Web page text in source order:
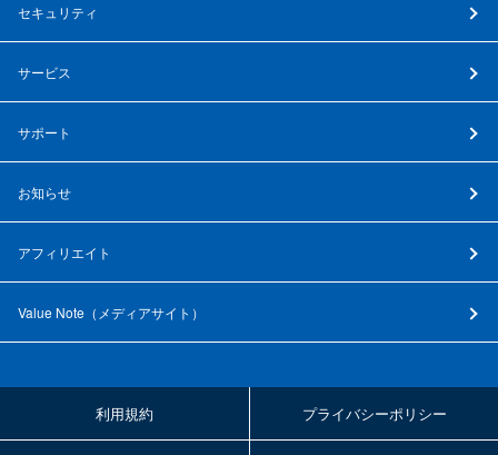
セキュリティ
サービス
サポート
お知らせ
アフィリエイト
Value Note（ メディアサイト ）
利用規約 プライバシーポリシー